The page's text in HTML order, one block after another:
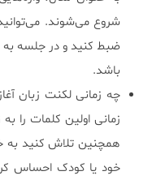
شروع می‌شوند.
ضبط کنید و در جلسه به
باشد.
چه زمانی لکنت زبان
زمانی اولین کلمات را
همچنین تلاش کنید به
خود یا کودک احساس